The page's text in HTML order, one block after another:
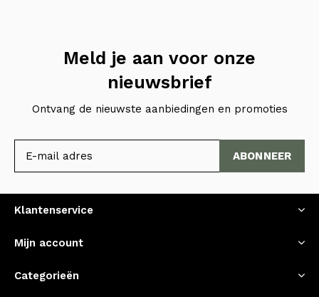
Meld je aan voor onze
nieuwsbrief
Ontvang de nieuwste aanbiedingen en promoties
ABONNEER
Klantenservice
Mijn account
Categorieën